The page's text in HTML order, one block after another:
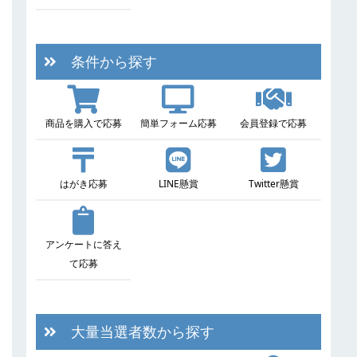
条件から探す
商品を購入で応募 簡単フォーム応募 会員登録で応募
はがき応募 LINE懸賞 Twitter懸賞
アンケートに答え
て応募
大量当選者数から探す